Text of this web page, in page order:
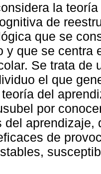
la
de
que se
y que se centra
Se trata de
el que
del
por
del aprendizaje,
de